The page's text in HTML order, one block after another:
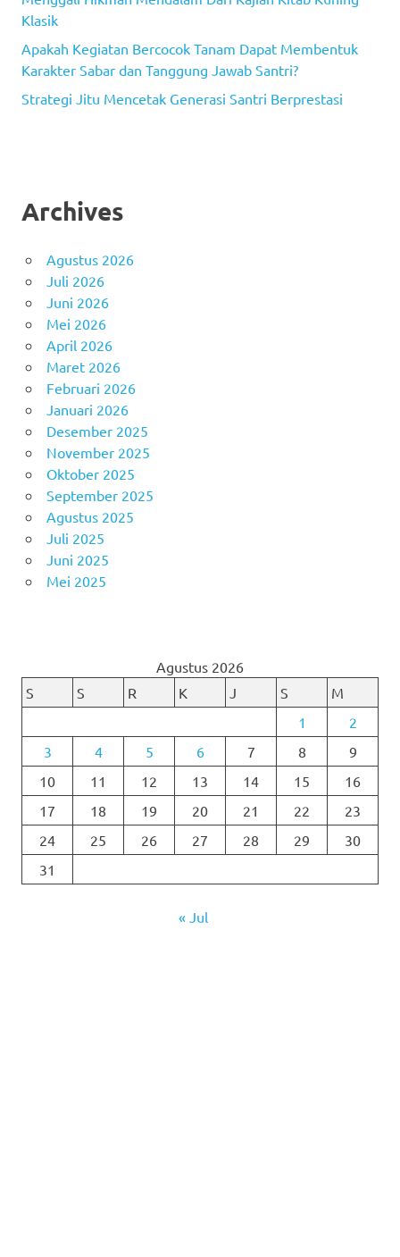
Klasik
Apakah Kegiatan Bercocok Tanam Dapat Membentuk
Karakter Sabar dan Tanggung Jawab Santri?
Strategi Jitu Mencetak Generasi Santri Berprestasi
Archives
Agustus 2026
Juli 2026
Juni 2026
Mei 2026
April 2026
Maret 2026
Februari 2026
Januari 2026
Desember 2025
November 2025
Oktober 2025
September 2025
Agustus 2025
Juli 2025
Juni 2025
Mei 2025
Agustus 2026
S
S R K J S
M
1
2
3
4 5 6 7 8
9
10
11 12 13 14 15
16
17
18 19 20 21 22
23
24
25 26 27 28 29
30
31
« Jul